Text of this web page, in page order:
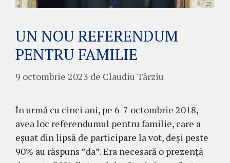
UN NOU REFERENDUM
PENTRU FAMILIE
9 octombrie 2023 de Claudiu Târziu
În urmă cu cinci ani, pe 6-7 octombrie 2018,
avea loc referendumul pentru familie, care a
eșuat din lipsă de participare la vot, deși peste
90% au răspuns ”da”. Era necesară o prezență